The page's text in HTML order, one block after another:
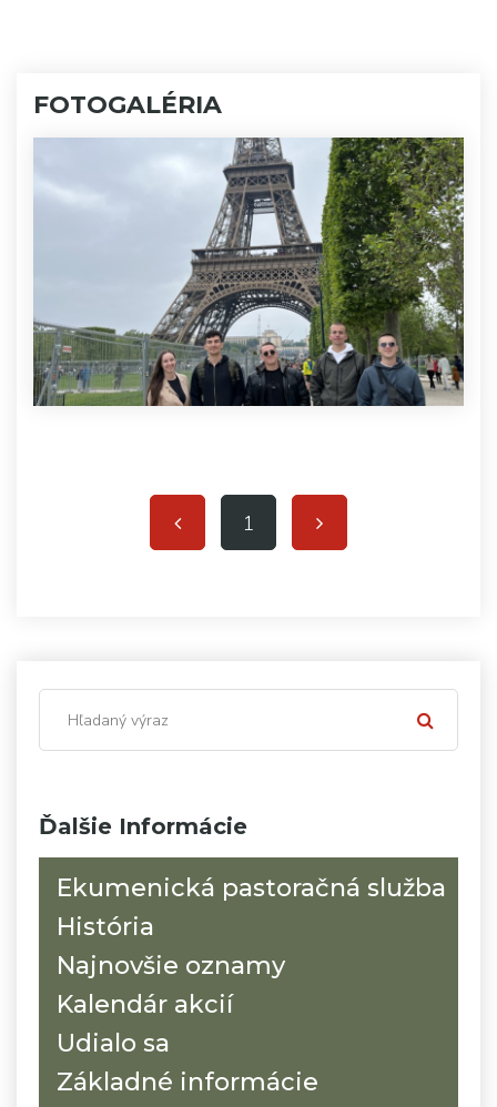
Ďalšie Informácie
Ekumenická pastoračná služba
História
Najnovšie oznamy
Kalendár akcií
Udialo sa
Základné informácie
FOTOGALÉRIA
1